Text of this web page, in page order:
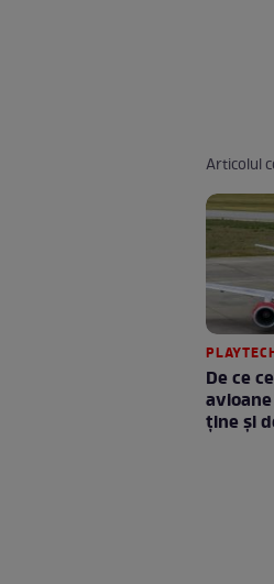
Articolul
De ce
ține și